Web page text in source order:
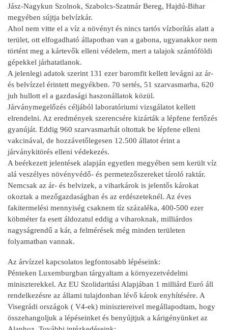
Jász-Nagykun Szolnok, Szabolcs-Szatmár Bereg, Hajdú-Bihar
megyében sújtja belvízkár.
Ahol nem vitte el a víz a növényt és nincs tartós vízborítás alatt a
terület, ott elfogadható állapotban van a gabona, ugyanakkor nem
történt meg a kártevők elleni védelem, mert a talajok szántóföldi
gépekkel járhatatlanok.
A jelenlegi adatok szerint 131 ezer baromfit kellett levágni az ár-
és belvízzel érintett megyékben. 70 sertés, 51 szarvasmarha, 620
juh hullott el a gazdasági haszonállatok közül.
Járványmegelőzés céljából laboratóriumi vizsgálatot kellett
elrendelni. Az eredmények szerencsére kizárták a lépfene fertőzés
gyanúját. Eddig 960 szarvasmarhát oltottak be lépfene elleni
vakcinával, de hozzávetőlegesen 12.500 állatot érint a
járványkitörés elleni védekezés.
A beérkezett jelentések alapján egyetlen megyében sem került víz
alá veszélyes növényvédő- és permetezőszereket tároló raktár.
Nemcsak az ár- és belvizek, a viharkárok is jelentős károkat
okoztak a mezőgazdaságban és az erdészeteknél. Az éves
fakitermelési mennyiség csaknem tíz százaléka, 400-500 ezer
köbméter fa esett áldozatul eddig a viharoknak, milliárdos
nagyságrendű a kár, a felmérések még minden területen
folyamatban vannak.
Az árvízzel kapcsolatos legfontosabb lépéseink:
Pénteken Luxemburgban tárgyaltam a környezetvédelmi
miniszterekkel. Az EU Szolidaritási Alapjában 1 milliárd Euró áll
rendelkezésre az állami tulajdonban lévő károk enyhítésére. A
Visegrádi országok ( V4-ek) minisztereivel megállapodtam, hogy
összehangoljuk a lépéseinket és benyújtjuk a kárigényünket az